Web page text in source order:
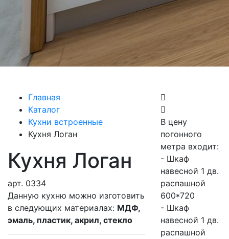
Главная
Каталог
Кухни встроенные
Кухня Логан
Кухня Логан
арт. 0334
Данную кухню можно изготовить
в следующих материалах: МДФ,
эмаль, пластик, акрил, стекло
В цену
погонного
метра входит:
- Шкаф
навесной 1 дв.
распашной
600*720
- Шкаф
навесной 1 дв.
распашной